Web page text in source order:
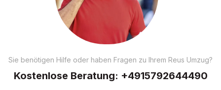
Sie benötigen Hilfe oder haben Fragen zu Ihrem Reus Umzug?
Kostenlose Beratung: +4915792644490